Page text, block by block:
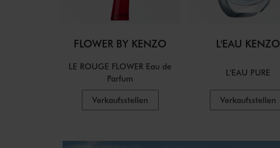
FLOWER BY KENZO
LE ROUGE FLOWER Eau de
Parfum
Verkaufsstellen
L'EAU KENZO
L'EAU PURE
Verkaufsstellen